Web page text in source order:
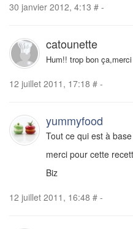
30 janvier 2012, 4:13 # -
catounette
Hum!! trop bon ça,merci
12 juillet 2011, 17:18 # -
yummyfood
Tout ce qui est à
merci pour cette
Biz
12 juillet 2011, 16:48 # -